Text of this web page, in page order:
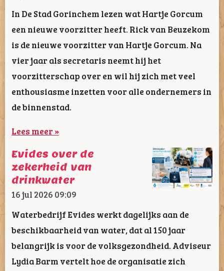
In De Stad Gorinchem lezen wat Hartje Gorcum
een nieuwe voorzitter heeft. Rick van Beuzekom
is de nieuwe voorzitter van Hartje Gorcum. Na
vier jaar als secretaris neemt hij het
voorzitterschap over en wil hij zich met veel
enthousiasme inzetten voor alle ondernemers in
de binnenstad.
Lees meer »
Evides over de
zekerheid van
drinkwater
16 jul 2026 09:09
Waterbedrijf Evides werkt dagelijks aan de
beschikbaarheid van water, dat al 150 jaar
belangrijk is voor de volksgezondheid. Adviseur
Lydia Barm vertelt hoe de organisatie zich